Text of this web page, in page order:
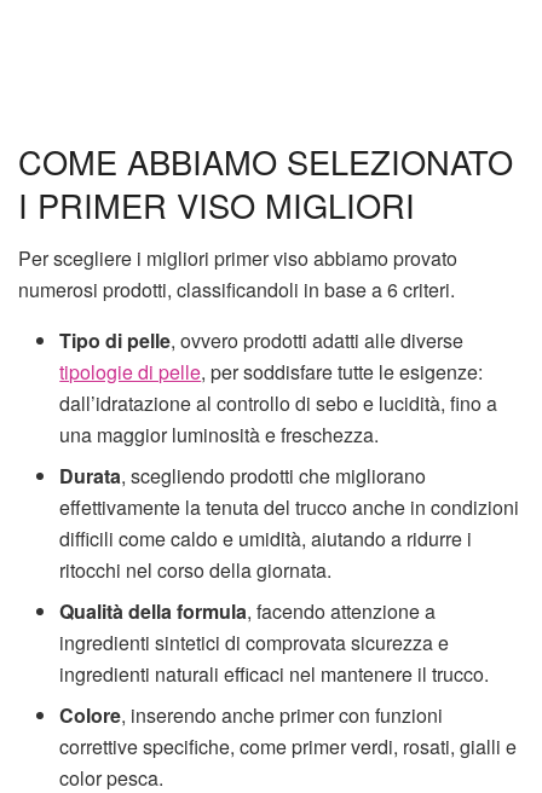
COME ABBIAMO SELEZIONATO
I PRIMER VISO MIGLIORI
Per scegliere i migliori primer viso abbiamo provato
numerosi prodotti, classificandoli in base a 6 criteri.
Tipo di pelle, ovvero prodotti adatti alle diverse
tipologie di pelle, per soddisfare tutte le esigenze:
dall’idratazione al controllo di sebo e lucidità, fino a
una maggior luminosità e freschezza.
Durata, scegliendo prodotti che migliorano
effettivamente la tenuta del trucco anche in condizioni
difficili come caldo e umidità, aiutando a ridurre i
ritocchi nel corso della giornata.
Qualità della formula, facendo attenzione a
ingredienti sintetici di comprovata sicurezza e
ingredienti naturali efficaci nel mantenere il trucco.
Colore, inserendo anche primer con funzioni
correttive specifiche, come primer verdi, rosati, gialli e
color pesca.